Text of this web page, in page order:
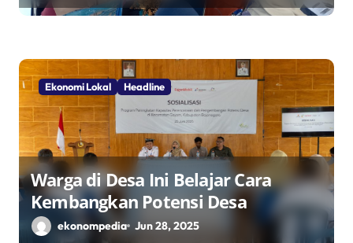
TPID
Ekonomi Lokal Headline
Warga di Desa Ini Belajar Cara
Kembangkan Potensi Desa
ekonompedia Jun 28, 2025